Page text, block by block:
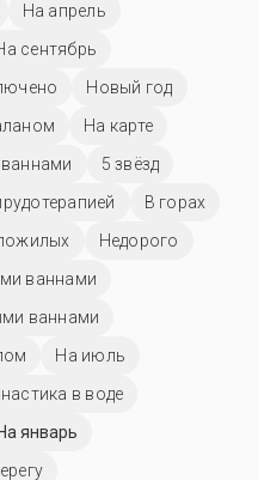
На апрель
сентябрь
Новый год
На карте
5 звёзд
В горах
Недорого
ваннами
ваннами
На июль
в воде
На январь